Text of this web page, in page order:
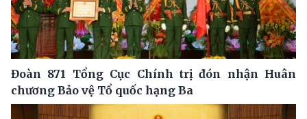
Đoàn 871 Tổng Cục Chính trị đón nhận Huân
chương Bảo vệ Tổ quốc hạng Ba